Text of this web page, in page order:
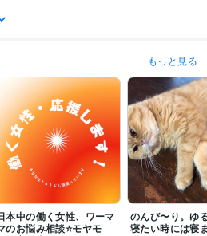
上司・部下
カウンセリング・悩み
・心配性
仕事・運送業・相談
感を上げることのお手伝い
ス
仕事 恋愛 育児
五感
悩み 不安 元気
し相手 愚痴聞き メンタルケ
もっと見る
本中の働く女性、ワーマ
のお悩み相談⭐️モヤモ
のんび〜り。ゆ
寝たい時には寝